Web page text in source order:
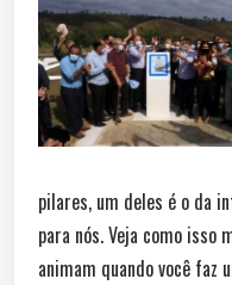
pilares, um deles é o da
para nós. Veja como isso
animam quando você faz